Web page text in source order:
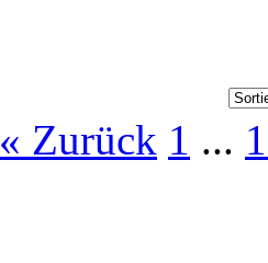
« Zurück 1 ...